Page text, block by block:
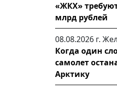
«ЖКХ»
млрд рублей
08.08.2026 г.
Когда один
самолет
Арктику